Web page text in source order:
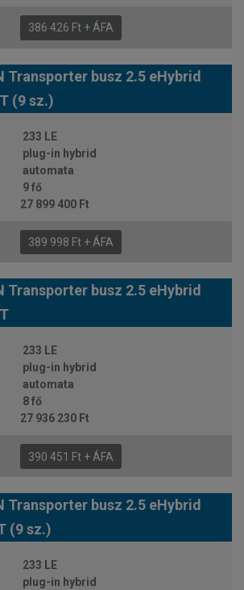
386 426 Ft + ÁFA
Transporter busz 2.5 eHybrid
(9 sz.)
233 LE
plug-in hybrid
automata
9 fő
27 899 400 Ft
389 998 Ft + ÁFA
Transporter busz 2.5 eHybrid
233 LE
plug-in hybrid
automata
8 fő
27 936 230 Ft
390 451 Ft + ÁFA
Transporter busz 2.5 eHybrid
(9 sz.)
233 LE
plug-in hybrid